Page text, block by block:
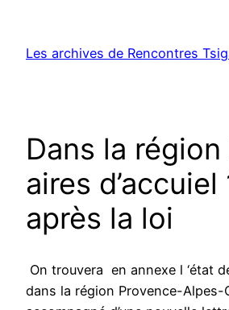
contenu
Les archives de Rencontres
Dans la région
aires d’accuiel
après la loi
On trouvera en annexe l ‘état
dans la région Provence-Alpes-